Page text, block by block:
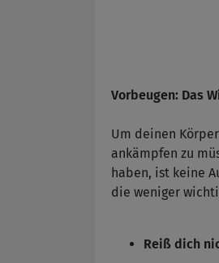
Vorbeugen: Das
Um deinen
ankämpfen zu
haben, ist keine
die weniger
Reiß dich